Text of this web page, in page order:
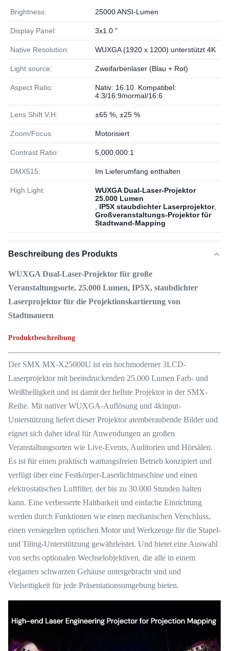
Brightness: 25000 ANSI-Lumen
Display Panel: 3x1.0 "
Native Resolution: WUXGA (1920 x 1200) unterstützt 4K
Light source: Zweifarbenlaser (Blau + Rot)
Aspect Ratio:
Nativ: 16:10. Kompatibel:
4:3/16:9/normal/16:6
Lens Shift V,H: ±65 %, ±25 %
Zoom/Focus: Motorisiert
Contrast Ratio: 5,000,000:1
DMX515: Im Lieferumfang enthalten
High Light:
WUXGA Dual-Laser-Projektor
25.000 Lumen
IP5X staubdichter Laserprojektor,
Großveranstaltungs-Projektor für
Stadtwand-Mapping
Beschreibung des Produkts
WUXGA Dual-Laser-Projektor für große
Veranstaltungsorte, 25.000 Lumen, IP5X, staubdichter
Laserprojektor für die Projektionskartierung von
Stadtmauern
Produktbeschreibung
Der SMX MX-X25000U ist ein hochmoderner 3LCD-
Laserprojektor mit beeindruckenden 25.000 Lumen Farb- und
Weißhelligkeit und ist damit der hellste Projektor in der SMX-
Reihe. Mit nativer WUXGA-Auflösung und 4kinput-
Unterstützung liefert dieser Projektor atemberaubende Bilder und
eignet sich daher ideal für Anwendungen an großen
Veranstaltungsorten wie Live-Events, Auditorien und Hörsälen.
Es ist für einen praktisch wartungsfreien Betrieb konzipiert und
verfügt über eine Festkörper-Laserlichtmaschine und einen
elektrostatischen Luftfilter, der bis zu 30.000 Stunden halten
kann. Eine verbesserte Haltbarkeit und einfache Einrichtung
werden durch Funktionen wie einen mechanischen Verschluss,
einen versiegelten optischen Motor und Werkzeuge für die Stapel-
und Tiling-Unterstützung gewährleistet. Und bietet eine Auswahl
von sechs optionalen Wechselobjektiven, die alle in einem
eleganten schwarzen Gehäuse untergebracht sind und
Vielseitigkeit für jede Präsentationsumgebung bieten.